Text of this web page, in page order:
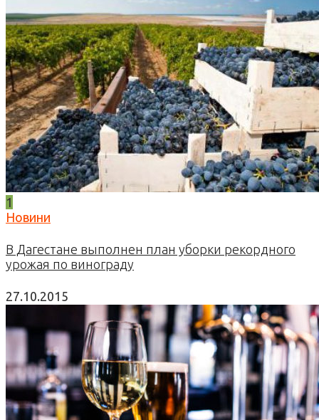
1
Новини
В Дагестане выполнен план уборки рекордного
урожая по винограду
27.10.2015